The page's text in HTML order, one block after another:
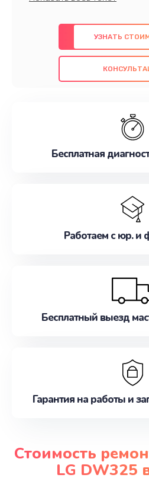
предлагаем быстрый и
использованием
также гарантируем
проведенных работ. Наша
наилучшим образом. Не
УЗНАТЬ
Бесплатная
Работаем с юр. и
Бесплатный выезд
Гарантия на работы и
Стоимость
LG DW325